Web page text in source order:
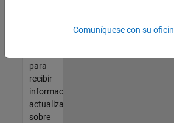
para
recibir
información
actualizada
sobre
Comuníquese con su